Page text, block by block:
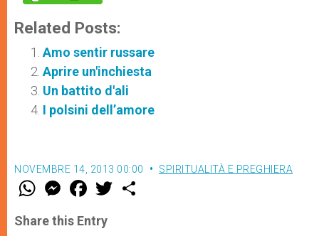
Related Posts:
Amo sentir russare
Aprire un'inchiesta
Un battito d'ali
I polsini dell’amore
NOVEMBRE 14, 2013 00:00 SPIRITUALITÀ E PREGHIERA
W
t
s
M
e
s
e
F
a
e
b
w
Share this Entry